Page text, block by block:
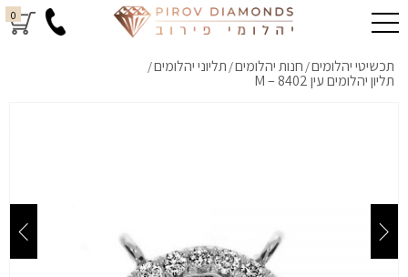
0
תכשיטי יהלומים/ חנות יהלומים/ תליוני יהלומים/
תליון יהלומים עין M – 8402